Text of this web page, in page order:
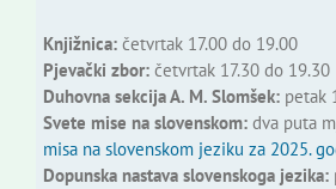
Knjižnica:četvrtak 17.00 do 19.00
Pjevački zbor:četvrtak 17.30 do 19.30
Duhovna sekcija A. M. Slomšek:petak
Svete mise na slovenskom:dva puta
misa na slovenskom jeziku za 2025.
Dopunska nastava slovenskoga jezika: